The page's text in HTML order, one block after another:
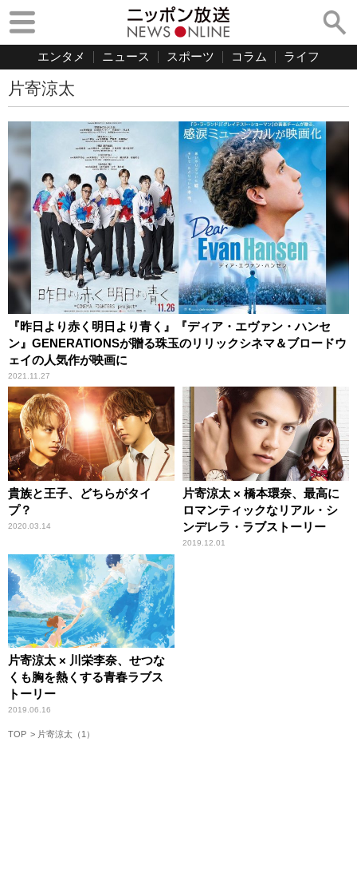
エンタメ ニュース スポーツ コラム ライフ
片寄涼太
『昨日より赤く明日より青く』『ディア・エヴァン・ハンセ
ン』GENERATIONSが贈る珠玉のリリックシネマ＆ブロードウ
ェイの人気作が映画に
2021.11.27
貴族と王子、どちらがタイ
プ？
2020.03.14
片寄涼太 × 橋本環奈、最高に
ロマンティックなリアル・シ
ンデレラ・ラブストーリー
2019.12.01
片寄涼太 × 川栄李奈、せつな
くも胸を熱くする青春ラブス
トーリー
2019.06.16
TOP 片寄涼太（1）